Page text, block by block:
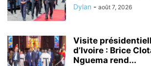
Dylan - août 7, 2026
Visite
d’Ivoire : Brice
Nguema rend...